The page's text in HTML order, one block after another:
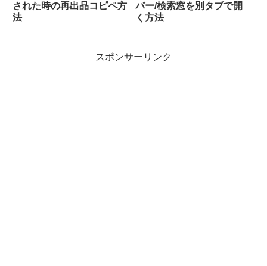
された時の再出品コピペ方
法
バー/検索窓を別タブで開
く方法
スポンサーリンク